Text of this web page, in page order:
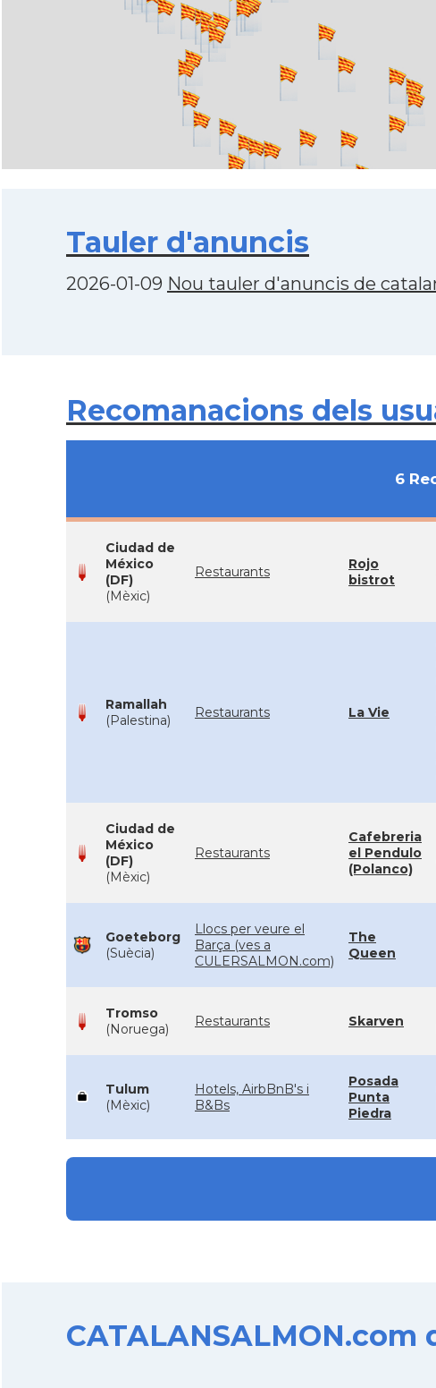
Tauler d'anuncis
2026-01-09 Nou tauler d'anuncis de
Recomanacions dels
6
Ciudad de
México
(DF)
(Mèxic)
Restaurants
Rojo
bistrot
Ramallah
(Palestina)
Restaurants La Vie
Ciudad de
México
(DF)
(Mèxic)
Restaurants
Cafebreria
el Pendulo
(Polanco)
Goeteborg
(Suècia)
Llocs per veure el
Barça (ves a
CULERSALMON.com)
The
Queen
Tromso
(Noruega)
Restaurants Skarven
Tulum
(Mèxic)
Hotels, AirbBnB's i
B&Bs
Posada
Punta
Piedra
CATALANSALMON.com